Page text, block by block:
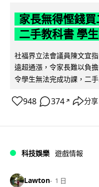
家長無得慳錢
二手教科書 學
社福界立法會議員陳文宜
遠超通漲，令家長難以負
令學生無法完成功課，二
948 374 ↗ 分享
科技娛樂 遊戲情報
Lawton 1 日